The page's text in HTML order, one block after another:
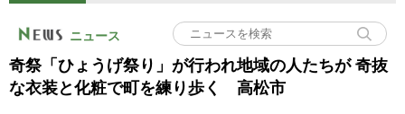
ニュース
奇祭「ひょうげ祭り」が行われ地域の人たちが 奇抜
な衣装と化粧で町を練り歩く 高松市